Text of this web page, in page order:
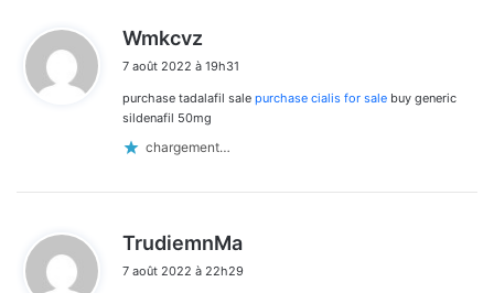
Wmkcvz
:
7 août 2022 à 19h31
purchase tadalafil sale purchase cialis for sale buy generic
sildenafil 50mg
chargement…
TrudiemnMa
7 août 2022 à 22h29